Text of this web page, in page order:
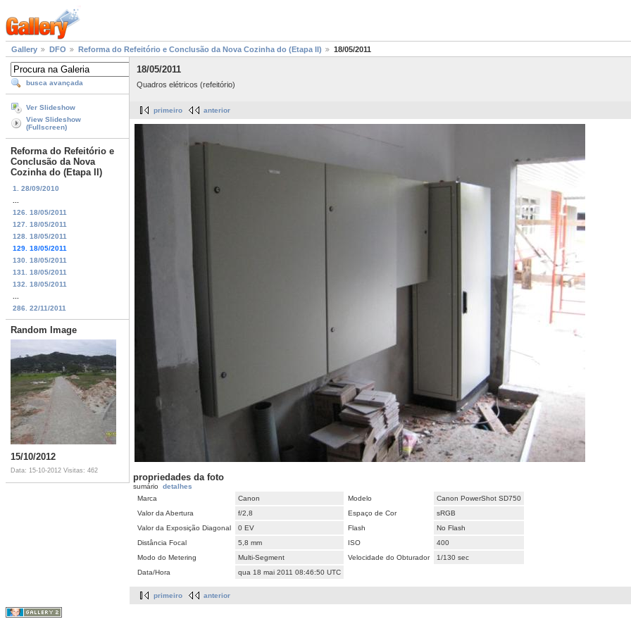
Gallery DFO Reforma do Refeitório e Conclusão da Nova Cozinha do (Etapa II) 18/05/2011
busca avançada
Ver Slideshow
View Slideshow
(Fullscreen)
Reforma do Refeitório e
Conclusão da Nova
Cozinha do (Etapa II)
1. 28/09/2010
126. 18/05/2011
127. 18/05/2011
128. 18/05/2011
129. 18/05/2011
130. 18/05/2011
131. 18/05/2011
132. 18/05/2011
286. 22/11/2011
Random Image
15/10/2012
Data: 15-10-2012 Visitas: 462
18/05/2011
Quadros elétricos (refeitório)
primeiro anterior
propriedades da foto
sumário detalhes
Marca
Canon Modelo
Canon PowerShot SD750
Valor da Abertura
f/2,8 Espaço de Cor
sRGB
Valor da Exposição Diagonal
0 EV Flash
No Flash
Distância Focal
5,8 mm ISO
400
Modo do Metering
Multi-Segment Velocidade do Obturador
1/130 sec
Data/Hora
qua 18 mai 2011 08:46:50 UTC
primeiro anterior